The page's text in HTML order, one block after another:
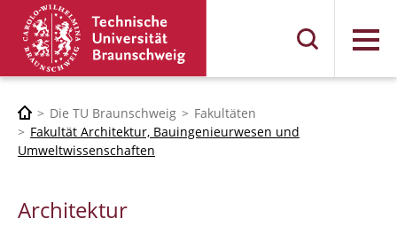
Menü
Die TU Braunschweig
Fakultäten
Fakultät Architektur, Bauingenieurwesen und
Umweltwissenschaften
Architektur